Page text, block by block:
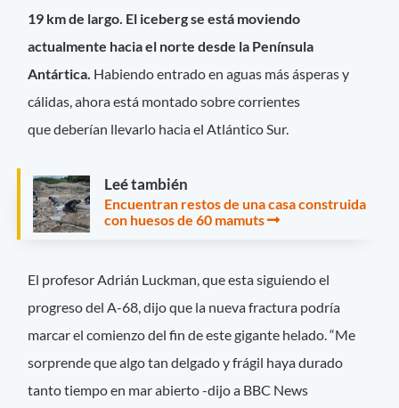
19 km de largo. El iceberg se está moviendo
actualmente hacia el norte desde la Península
Antártica. Habiendo entrado en aguas más ásperas y
cálidas, ahora está montado sobre corrientes
que deberían llevarlo hacia el Atlántico Sur.
Leé también
Encuentran restos de una casa construida
con huesos de 60 mamuts
El profesor Adrián Luckman, que esta siguiendo el
progreso del A-68, dijo que la nueva fractura podría
marcar el comienzo del fin de este gigante helado. “Me
sorprende que algo tan delgado y frágil haya durado
tanto tiempo en mar abierto -dijo a BBC News